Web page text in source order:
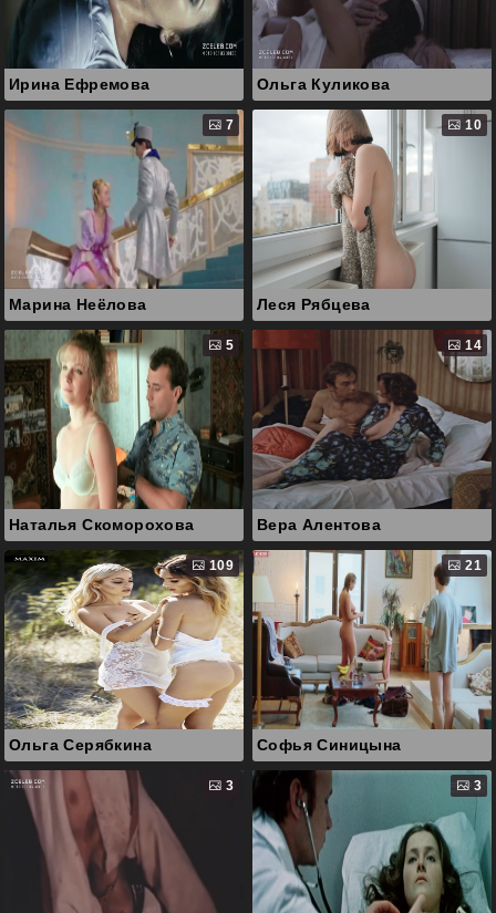
Ирина Ефремова Ольга Куликова
7
Марина Неёлова
10
Леся Рябцева
5
Наталья Скоморохова
14
Вера Алентова
109
Ольга Серябкина
21
Софья Синицына
3 3